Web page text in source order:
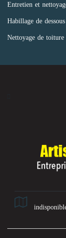
Entretien et
Habillage de
Nettoyage de toiture